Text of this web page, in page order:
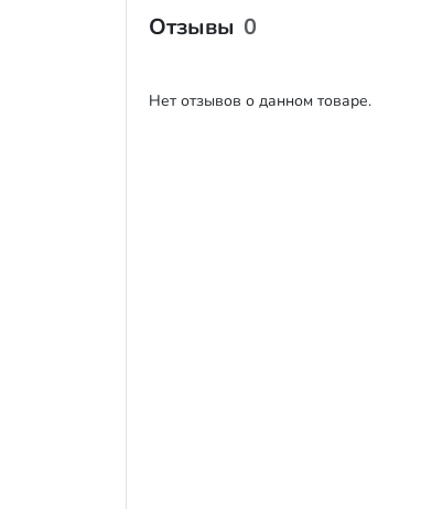
Отзывы 0
Нет отзывов о данном товаре.